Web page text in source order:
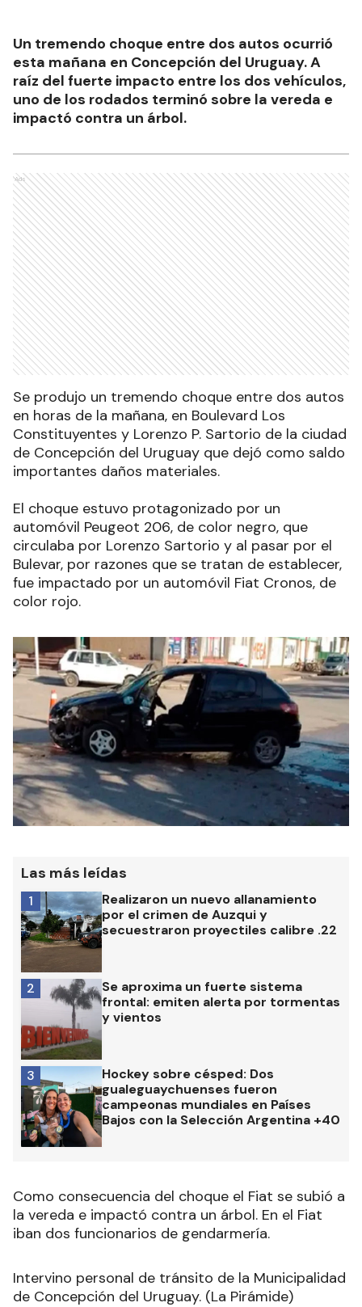
Un tremendo choque entre dos autos ocurrió
esta mañana en Concepción del Uruguay. A
raíz del fuerte impacto entre los dos vehículos,
uno de los rodados terminó sobre la vereda e
impactó contra un árbol.
Ads
Se produjo un tremendo choque entre dos autos
en horas de la mañana, en Boulevard Los
Constituyentes y Lorenzo P. Sartorio de la ciudad
de Concepción del Uruguay que dejó como saldo
importantes daños materiales.
El choque estuvo protagonizado por un
automóvil Peugeot 206, de color negro, que
circulaba por Lorenzo Sartorio y al pasar por el
Bulevar, por razones que se tratan de establecer,
fue impactado por un automóvil Fiat Cronos, de
color rojo.
Las más leídas
Realizaron un nuevo allanamiento
por el crimen de Auzqui y
secuestraron proyectiles calibre .22
1
Se aproxima un fuerte sistema
frontal: emiten alerta por tormentas
y vientos
2
Hockey sobre césped: Dos
gualeguaychuenses fueron
campeonas mundiales en Países
Bajos con la Selección Argentina +40
3
Como consecuencia del choque el Fiat se subió a
la vereda e impactó contra un árbol. En el Fiat
iban dos funcionarios de gendarmería.
Intervino personal de tránsito de la Municipalidad
de Concepción del Uruguay. (La Pirámide)